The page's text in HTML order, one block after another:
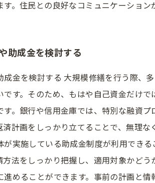
。住民との良好なコミュニケーション
助成金を検討する
金を検討する 大規模修繕を行う際、
す。そのため、もはや自己資金だけ
。銀行や信用金庫では、特別な融資
計画をしっかり立てることで、無理
実施している助成金制度が利用でき
法をしっかり把握し、適用対象かど
めることができます。事前の計画と